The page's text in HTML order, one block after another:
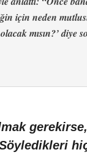
için neden
mısın?’
gerekirse,
Söyledikleri